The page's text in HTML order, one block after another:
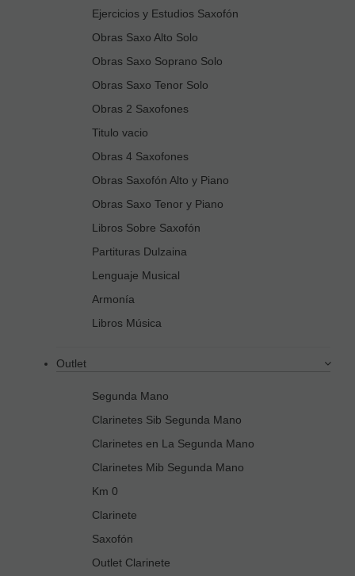
Ejercicios y Estudios Saxofón
Obras Saxo Alto Solo
Obras Saxo Soprano Solo
Obras Saxo Tenor Solo
Obras 2 Saxofones
Titulo vacio
Obras 4 Saxofones
Obras Saxofón Alto y Piano
Obras Saxo Tenor y Piano
Libros Sobre Saxofón
Partituras Dulzaina
Lenguaje Musical
Armonía
Libros Música
Outlet
Segunda Mano
Clarinetes Sib Segunda Mano
Clarinetes en La Segunda Mano
Clarinetes Mib Segunda Mano
Km 0
Clarinete
Saxofón
Outlet Clarinete